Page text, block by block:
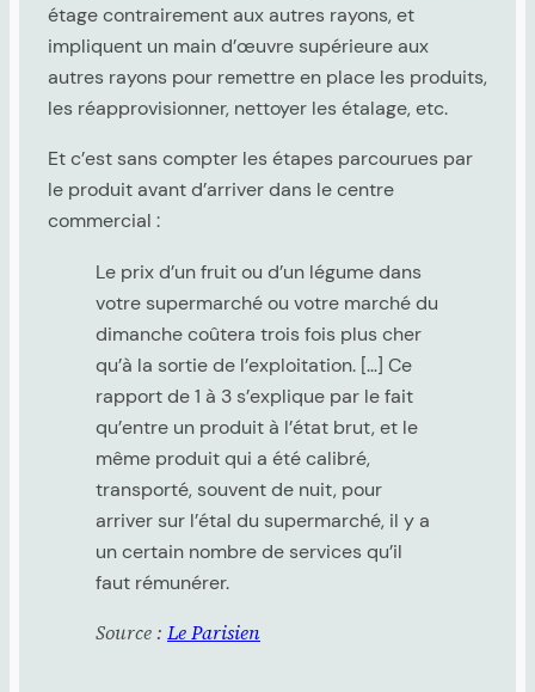
étage contrairement aux autres rayons, et
impliquent un main d’œuvre supérieure aux
autres rayons pour remettre en place les produits,
les réapprovisionner, nettoyer les étalage, etc.
Et c’est sans compter les étapes parcourues par
le produit avant d’arriver dans le centre
commercial :
Le prix d’un fruit ou d’un légume dans
votre supermarché ou votre marché du
dimanche coûtera trois fois plus cher
qu’à la sortie de l’exploitation. […] Ce
rapport de 1 à 3 s’explique par le fait
qu’entre un produit à l’état brut, et le
même produit qui a été calibré,
transporté, souvent de nuit, pour
arriver sur l’étal du supermarché, il y a
un certain nombre de services qu’il
faut rémunérer.
Source : Le Parisien